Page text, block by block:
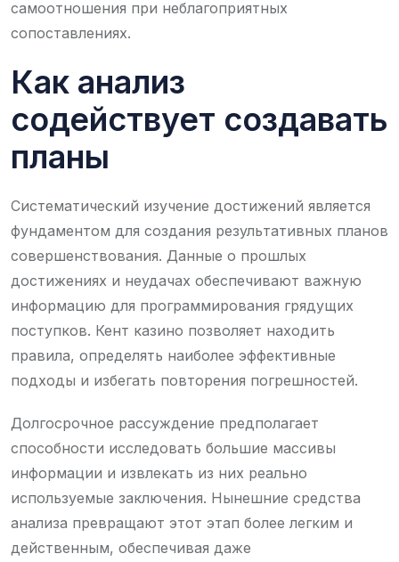
самоотношения при неблагоприятных
сопоставлениях.
Как анализ
содействует создавать
планы
Систематический изучение достижений является
фундаментом для создания результативных планов
совершенствования. Данные о прошлых
достижениях и неудачах обеспечивают важную
информацию для программирования грядущих
поступков. Кент казино позволяет находить
правила, определять наиболее эффективные
подходы и избегать повторения погрешностей.
Долгосрочное рассуждение предполагает
способности исследовать большие массивы
информации и извлекать из них реально
используемые заключения. Нынешние средства
анализа превращают этот этап более легким и
действенным, обеспечивая даже